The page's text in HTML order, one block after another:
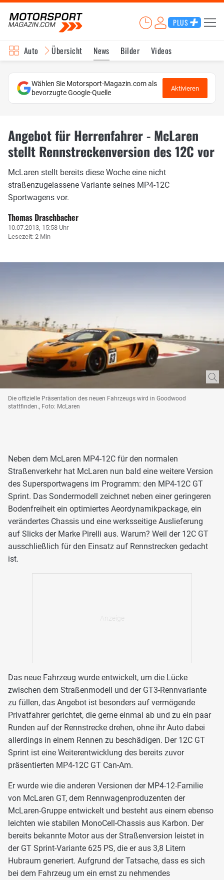
PLUS
Auto Übersicht News Bilder Videos
Wählen Sie Motorsport-Magazin.com als
bevorzugte Google-Quelle
Aktivieren
Angebot für Herrenfahrer - McLaren
stellt Rennstreckenversion des 12C vor
McLaren stellt bereits diese Woche eine nicht
straßenzugelassene Variante seines MP4-12C
Sportwagens vor.
Thomas Draschbacher
10.07.2013, 15:58 Uhr
Lesezeit: 2 Min
Die offizielle Präsentation des neuen Fahrzeugs wird in Goodwood
stattfinden., Foto: McLaren
Neben dem McLaren MP4-12C für den normalen
Straßenverkehr hat McLaren nun bald eine weitere Version
des Supersportwagens im Programm: den MP4-12C GT
Sprint. Das Sondermodell zeichnet neben einer geringeren
Bodenfreiheit ein optimiertes Aeordynamikpackage, ein
verändertes Chassis und eine werksseitige Auslieferung
auf Slicks der Marke Pirelli aus. Warum? Weil der 12C GT
ausschließlich für den Einsatz auf Rennstrecken gedacht
ist.
Das neue Fahrzeug wurde entwickelt, um die Lücke
zwischen dem Straßenmodell und der GT3-Rennvariante
zu füllen, das Angebot ist besonders auf vermögende
Privatfahrer gerichtet, die gerne einmal ab und zu ein paar
Runden auf der Rennstrecke drehen, ohne ihr Auto dabei
allerdings in einem Rennen zu beschädigen. Der 12C GT
Sprint ist eine Weiterentwicklung des bereits zuvor
präsentierten MP4-12C GT Can-Am.
Er wurde wie die anderen Versionen der MP4-12-Familie
von McLaren GT, dem Rennwagenproduzenten der
McLaren-Gruppe entwickelt und besteht aus einem ebenso
leichten wie stabilen MonoCell-Chassis aus Karbon. Der
bereits bekannte Motor aus der Straßenversion leistet in
der GT Sprint-Variante 625 PS, die er aus 3,8 Litern
Hubraum generiert. Aufgrund der Tatsache, dass es sich
bei dem Fahrzeug um ein ernst zu nehmendes